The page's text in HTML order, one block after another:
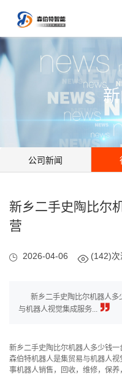
公司新闻
新乡二手史陶比尔
营
2026-04-06 (142)次
新乡二手史陶比尔机器人多
与机器人视觉集成服务...
新乡二手史陶比尔机器人多少钱一
森伯特机器人是集贸易与机器人
事机器人销售，回收，维修，保